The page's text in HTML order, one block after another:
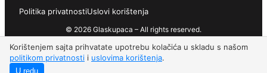
Korištenjem sajta prihvatate upotrebu kolačića u skladu s našom
politikom privatnosti i uslovima korištenja.
U redu
Politika privatnostiUslovi korištenja
© 2026 Glaskupaca – All rights reserved.